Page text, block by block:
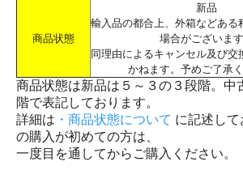
商品状態
新品
輸入品の都合上、外箱などある
場合がございます
同理由によるキャンセル及び交
かねます。予めご了承く
商品状態は新品は５～３の３段階。中
階で表記しております。
詳細は ・商品状態について に記述し
の購入が初めての方は、
一度目を通してからご購入ください。